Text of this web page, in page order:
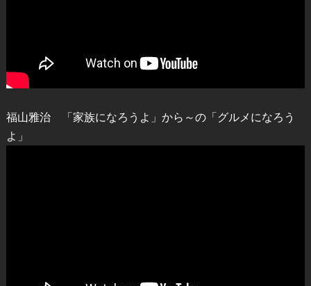
福山雅治 「家族になろうよ」から～の「グルメになろう
よ」